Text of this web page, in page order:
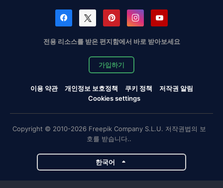
전용 리소스를 받은 편지함에서 바로 받아보세요
가입하기
이용 약관 개인정보 보호정책 쿠키 정책
저작권 알림
Cookies settings
Copyright © 2010-2026 Freepik Company S.L.U. 저작권법의 보
호를 받습니다..
한국어